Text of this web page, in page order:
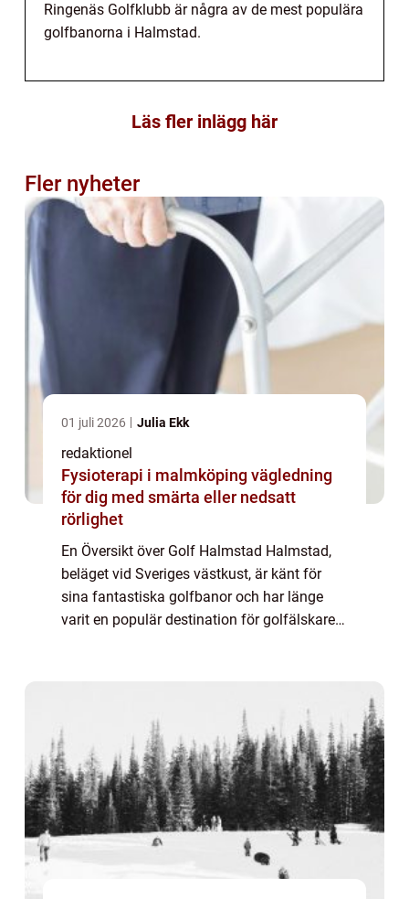
Ringenäs Golfklubb är några av de mest populära
golfbanorna i Halmstad.
Läs fler inlägg här
Fler nyheter
01 juli 2026 Julia Ekk
redaktionel
Fysioterapi i malmköping vägledning
för dig med smärta eller nedsatt
rörlighet
En Översikt över Golf Halmstad Halmstad,
beläget vid Sveriges västkust, är känt för
sina fantastiska golfbanor och har länge
varit en populär destination för golfälskare.